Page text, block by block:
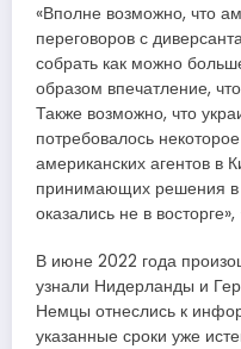
«Вполне возможно, что
переговоров с
собрать как можно
образом впечатление,
Также возможно, что
потребовалось
американских агентов в
принимающих решения
оказались не в
В июне 2022 года
узнали Нидерланды и
Немцы отнеслись к
указанные сроки уже